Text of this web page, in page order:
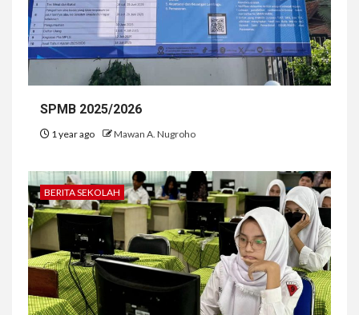
SPMB 2025/2026
1 year ago Mawan A. Nugroho
BERITA SEKOLAH